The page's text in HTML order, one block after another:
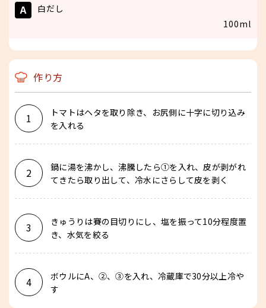
A
白だし
100ml
作り方
1
トマトはヘタを取り除き、お尻側に十字に切り込み
を入れる
2
鍋に湯を沸かし、沸騰したら①を入れ、皮が剥がれ
てきたら取り出して、冷水にさらして皮を剥く
3
きゅうりは賽の目切りにし、塩を振って10分程度置
き、水気を絞る
4
ボウルにA、②、③を入れ、冷蔵庫で30分以上冷や
す